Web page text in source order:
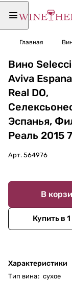
Главная
Вино
Aviva
Real DO,
Эспанья,
Реаль 2015
Арт. 564976
В
Купить в
Характеристики
Тип вина: сухое